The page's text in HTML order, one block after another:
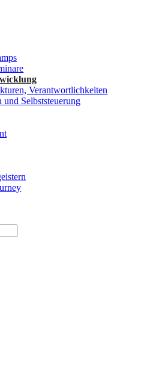
Verantwortlichkeiten
und Selbststeuerung